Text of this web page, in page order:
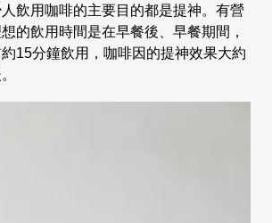
飲用咖啡的主要目的都是提神。有營
的飲用時間是在早餐後、早餐期間，
15分鐘飲用，咖啡因的提神效果大約